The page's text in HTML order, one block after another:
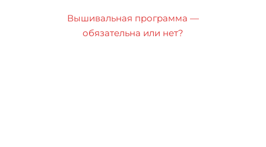
Вышивальная программа —
обязательна или нет?